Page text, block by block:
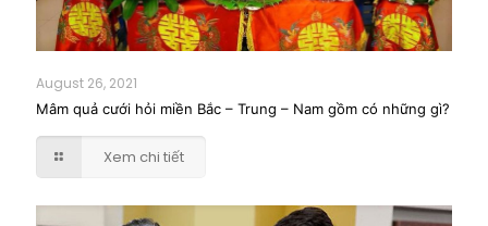
August 26, 2021
Mâm quả cưới hỏi miền Bắc – Trung – Nam gồm có những gì?
Xem chi tiết